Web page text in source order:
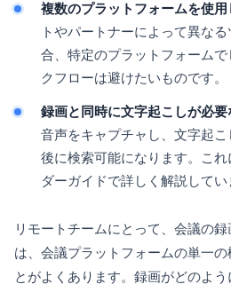
複数のプラットフォームを使
トやパートナーによって異な
合、特定のプラットフォーム
クフローは避けたいものです。
録画と同時に文字起こしが必要
音声をキャプチャし、文字起
後に検索可能になります。こ
ダーガイドで詳しく解説してい
リモートチームにとって、会議の
は、会議プラットフォームの単一
とがよくあります。録画がどのよ